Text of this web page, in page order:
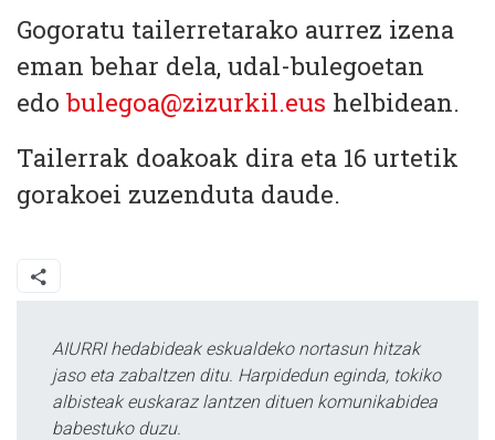
Gogoratu tailerretarako aurrez izena
eman behar dela, udal-bulegoetan
edo bulegoa@zizurkil.eus helbidean.
Tailerrak doakoak dira eta 16 urtetik
gorakoei zuzenduta daude.
AIURRI hedabideak eskualdeko nortasun hitzak
jaso eta zabaltzen ditu. Harpidedun eginda, tokiko
albisteak euskaraz lantzen dituen komunikabidea
babestuko duzu.